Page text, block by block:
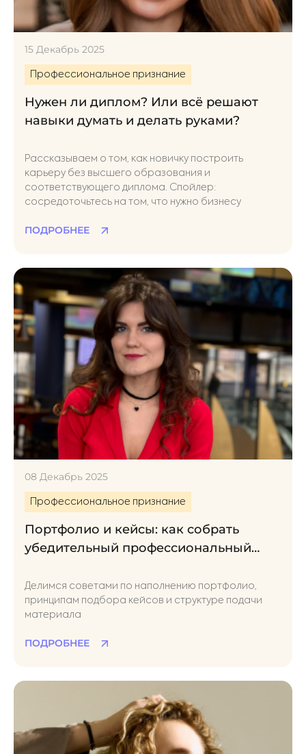
15 Декабрь 2025
Профессиональное признание
Нужен ли диплом? Или всё решают
навыки думать и делать руками?
Рассказываем о том, как новичку построить
карьеру без высшего образования и
соответствующего диплома. Спойлер:
сосредоточьтесь на том, что нужно бизнесу
ПОДРОБНЕЕ
08 Декабрь 2025
Профессиональное признание
Портфолио и кейсы: как собрать
убедительный профессиональный
Делимся советами по наполнению портфолио,
принципам подбора кейсов и структуре подачи
материала
ПОДРОБНЕЕ